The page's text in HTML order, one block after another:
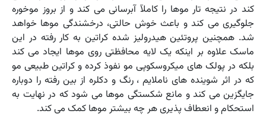
کند در نتیجه تار موها را کاملآ آبرسانی می کند و از بروز موخوره
جلوگیری می کند و باعث خوش حالتی، درخشندگی موها خواهد
شد. همچنین پروتئین هیدرولیز شده کراتین به کار رفته در این
ماسک علاوه بر اینکه یک لایه محافظتی روی موها ایجاد می کند
بلکه در پولک های میکروسکوپی مو نفوذ کرده و کراتین طبیعی مو
که در اثر شوینده های ناملایم ، رنگ و دکلره از بین رفته را دوباره
جایگزین می کند و مانع شکستگی موها می شود که در نهایت به
استحکام و انعطاف پذیری هر چه بیشتر موها کمک می کند.